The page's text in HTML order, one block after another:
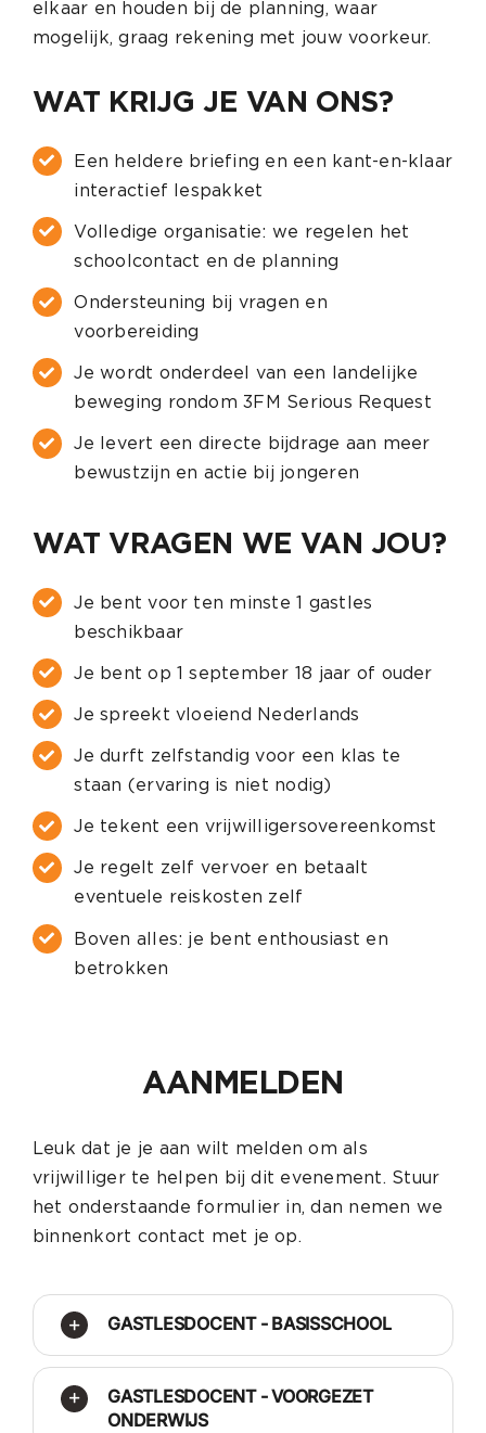
elkaar en houden bij de planning, waar
mogelijk, graag rekening met jouw voorkeur.
WAT KRIJG JE VAN ONS?
Een heldere briefing en een kant-en-klaar
interactief lespakket
Volledige organisatie: we regelen het
schoolcontact en de planning
Ondersteuning bij vragen en
voorbereiding
Je wordt onderdeel van een landelijke
beweging rondom 3FM Serious Request
Je levert een directe bijdrage aan meer
bewustzijn en actie bij jongeren
WAT VRAGEN WE VAN JOU?
Je bent voor ten minste 1 gastles
beschikbaar
Je bent op 1 september 18 jaar of ouder
Je spreekt vloeiend Nederlands
Je durft zelfstandig voor een klas te
staan (ervaring is niet nodig)
Je tekent een vrijwilligersovereenkomst
Je regelt zelf vervoer en betaalt
eventuele reiskosten zelf
Boven alles: je bent enthousiast en
betrokken
AANMELDEN
Leuk dat je je aan wilt melden om als
vrijwilliger te helpen bij dit evenement. Stuur
het onderstaande formulier in, dan nemen we
binnenkort contact met je op.
GASTLESDOCENT - BASISSCHOOL
GASTLESDOCENT - VOORGEZET
ONDERWIJS